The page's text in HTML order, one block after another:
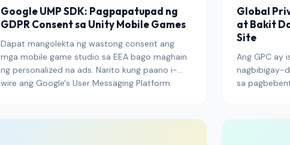
Google UMP SDK: Pagpapatupad ng
GDPR Consent sa Unity Mobile Games
Dapat mangolekta ng wastong consent ang
mga mobile game studio sa EEA bago maghain
ng personalized na ads. Narito kung paano i-
wire ang Google's User Messaging Platform
Global
at Bakit
Site
Ang GPC ay
nagbibigay-
sa
regulator, at